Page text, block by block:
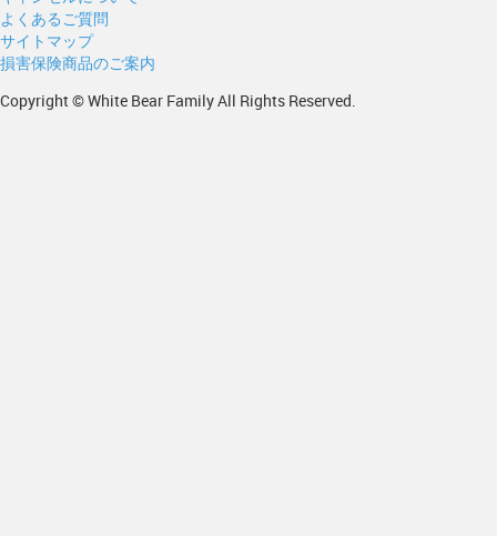
よくあるご質問
サイトマップ
損害保険商品のご案内
Copyright © White Bear Family All Rights Reserved.